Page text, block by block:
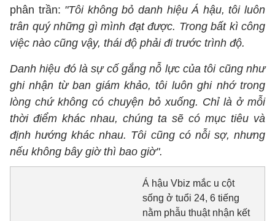
phân trần: "Tôi không bỏ danh hiệu Á hậu, tôi luôn
trân quý những gì mình đạt được. Trong bất kì công
việc nào cũng vậy, thái độ phải đi trước trình độ.
Danh hiệu đó là sự cố gắng nỗ lực của tôi cũng như
ghi nhận từ ban giám khảo, tôi luôn ghi nhớ trong
lòng chứ không có chuyện bỏ xuống. Chỉ là ở mỗi
thời điểm khác nhau, chúng ta sẽ có mục tiêu và
định hướng khác nhau. Tôi cũng có nỗi sợ, nhưng
nếu không bây giờ thì bao giờ".
Á hậu Vbiz mắc u cột
sống ở tuổi 24, 6 tiếng
nằm phẫu thuật nhận kết